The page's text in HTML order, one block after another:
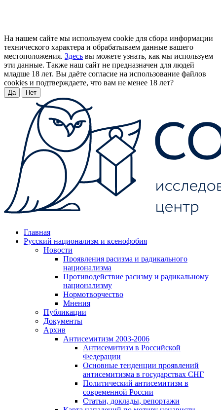
На нашем сайте мы используем cookie для сбора информации
технического характера и обрабатываем данные вашего
местоположения. Здесь вы можете узнать, как мы используем
эти данные. Также наш сайт не предназначен для людей
младше 18 лет. Вы даёте согласие на использование файлов
cookies и подтверждаете, что вам не менее 18 лет?
Да Нет
Главная
Русский национализм и ксенофобия
Новости
Проявления расизма и радикального
национализма
Противодействие расизму и радикальному
национализму
Нормотворчество
Мнения
Публикации
Документы
Архив
Антисемитизм 2003-2006
Антисемитизм в Российской
Федерации
Основные тенденции проявлений
антисемитизма в государствах СНГ
Политический антисемитизм в
современной России
Статьи, доклады, репортажи